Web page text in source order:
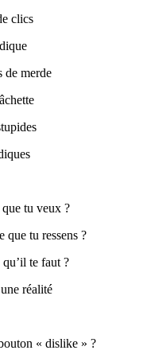
clics
de merde
que tu veux ?
que tu ressens ?
qu’il te faut ?
réalité
« dislike » ?